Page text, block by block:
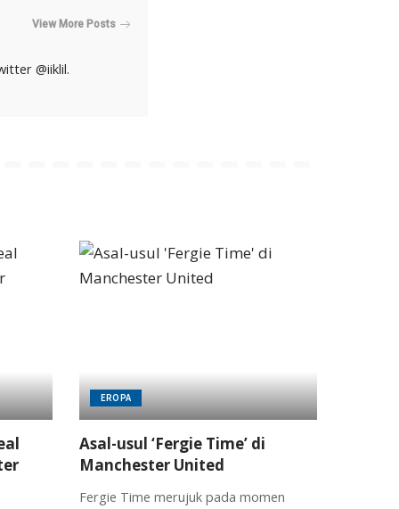
View More Posts
@iiklil.
EROPA
Asal-usul ‘Fergie Time’ di
Manchester United
Fergie Time merujuk pada momen